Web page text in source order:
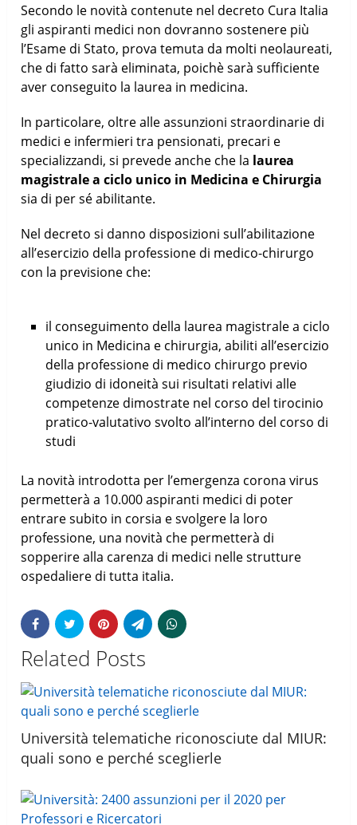
Secondo le novità contenute nel decreto Cura Italia
gli aspiranti medici non dovranno sostenere più
l’Esame di Stato, prova temuta da molti neolaureati,
che di fatto sarà eliminata, poichè sarà sufficiente
aver conseguito la laurea in medicina.
In particolare, oltre alle assunzioni straordinarie di
medici e infermieri tra pensionati, precari e
specializzandi, si prevede anche che la laurea
magistrale a ciclo unico in Medicina e Chirurgia
sia di per sé abilitante.
Nel decreto si danno disposizioni sull’abilitazione
all’esercizio della professione di medico-chirurgo
con la previsione che:
il conseguimento della laurea magistrale a ciclo
unico in Medicina e chirurgia, abiliti all’esercizio
della professione di medico chirurgo previo
giudizio di idoneità sui risultati relativi alle
competenze dimostrate nel corso del tirocinio
pratico-valutativo svolto all’interno del corso di
studi
La novità introdotta per l’emergenza corona virus
permetterà a 10.000 aspiranti medici di poter
entrare subito in corsia e svolgere la loro
professione, una novità che permetterà di
sopperire alla carenza di medici nelle strutture
ospedaliere di tutta italia.
Related Posts
Università telematiche riconosciute dal MIUR:
quali sono e perché sceglierle